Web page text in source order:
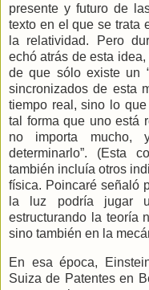
presente y futuro de
texto en el que se trata
la relatividad. Pero
echó atrás de esta
de que sólo existe un
sincronizados de esta
tiempo real, sino lo que
tal forma que uno está
no importa mucho,
determinarlo”. (Esta
también incluía otros
física. Poincaré señaló
la luz podría jugar
estructurando la teoría
sino también en la
En esa época,
Suiza de Patentes en